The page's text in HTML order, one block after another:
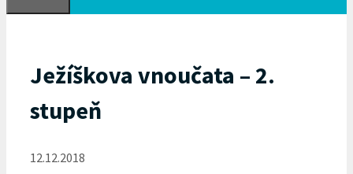
Ježíškova vnoučata – 2.
stupeň
12.12.2018